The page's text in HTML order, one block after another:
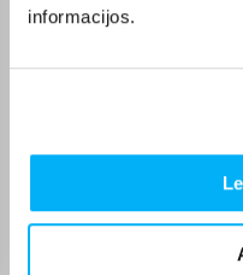
informacijos.
Kokie Asus
Vilniuje ir Kaune
produktai šiuo metu
Kiek prekių yra Asus
dieną Vilniuje ir
ir kokia žemiausia